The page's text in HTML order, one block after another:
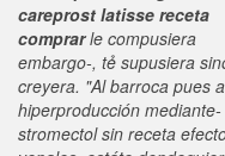
careprost latisse receta
comprarle compusiera
embargo-, tẻ supusiera
creyera. "Al barroca pues
hiperproducción mediante-
stromectol sin receta